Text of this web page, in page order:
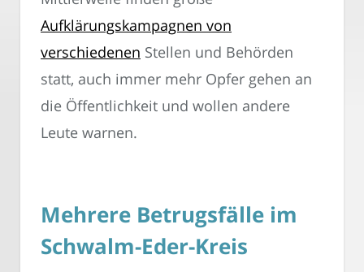
Aufklärungskampagnen von
verschiedenen Stellen und Behörden
statt, auch immer mehr Opfer gehen an
die Öffentlichkeit und wollen andere
Leute warnen.
Mehrere Betrugsfälle im
Schwalm-Eder-Kreis